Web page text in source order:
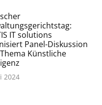
IT solutions
Panel-Diskussion
Künstliche
2024